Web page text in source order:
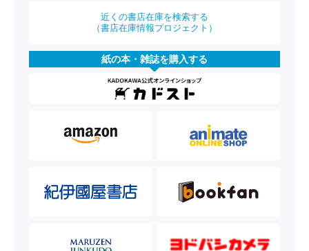
近くの書店在庫を検索する
（書店在庫情報プロジェクト）
紙の本・雑誌を購入する